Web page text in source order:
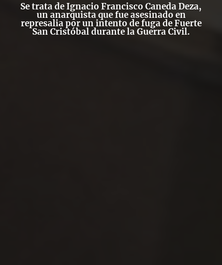
Se trata de Ignacio Francisco Caneda Deza,
un anarquista que fue asesinado en
represalia por un intento de fuga de Fuerte
San Cristóbal durante la Guerra Civil.